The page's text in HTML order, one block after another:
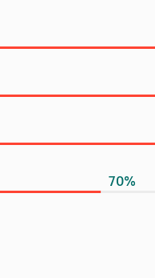
70%